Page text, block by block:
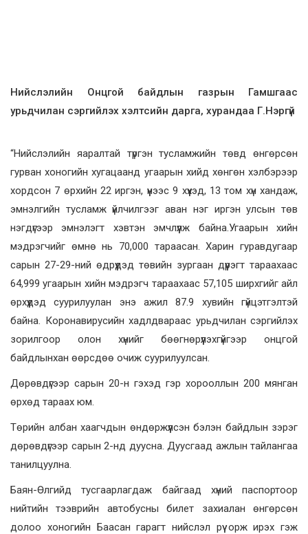
Нийслэлийн Онцгой байдлын газрын Гамшгаас
урьдчилан сэргийлэх хэлтсийн дарга, хурандаа Г.Нэргүй
“Нийслэлийн яаралтай түргэн тусламжийн төвд өнгөрсөн
гурван хоногийн хугацаанд угаарын хийд хөнгөн хэлбэрээр
хордсон 7 өрхийн 22 иргэн, үүнээс 9 хүүхэд, 13 том хүн хандаж,
эмнэлгийн тусламж үйлчилгээг аван нэг иргэн улсын төв
нэгдүгээр эмнэлэгт хэвтэн эмчлүүлж байна.Угаарын хийн
мэдрэгчийг өмнө нь 70,000 тараасан. Харин гуравдугаар
сарын 27-29-ний өдрүүдэд төвийн зургаан дүүрэгт тараахаас
64,999 угаарын хийн мэдрэгч тараахаас 57,105 ширхгийг айл
өрхүүдэд суурилуулан энэ ажил 87.9 хувийн гүйцэтгэлтэй
байна. Коронавирусийн хадлдвараас урьдчилан сэргийлэх
зорилгоор олон хүнийг бөөгнөрүүлэхгүйгээр онцгой
байдлынхан өөрсдөө очиж суурилуулсан.
Дөрөвдүгээр сарын 20-н гэхэд гэр хорооллын 200 мянган
өрхөд тараах юм.
Төрийн албан хаагчдын өндөржүүлсэн бэлэн байдлын зэрэг
дөрөвдүгээр сарын 2-нд дуусна. Дуусгаад ажлын тайлангаа
танилцуулна.
Баян-Өлгийд тусгаарлагдаж байгаад хүний паспортоор
нийтийн тээврийн автобусны билет захиалан өнгөрсөн
долоо хоногийн Баасан гарагт нийслэл рүү орж ирэх гэж